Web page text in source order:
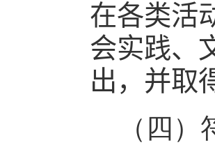
在各类活
会实践、
出， 并取
（四）